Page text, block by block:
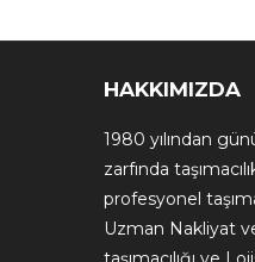
HAKKIMIZDA
1980 yılından
zarfında
profesyonel
Uzman Nakliyat